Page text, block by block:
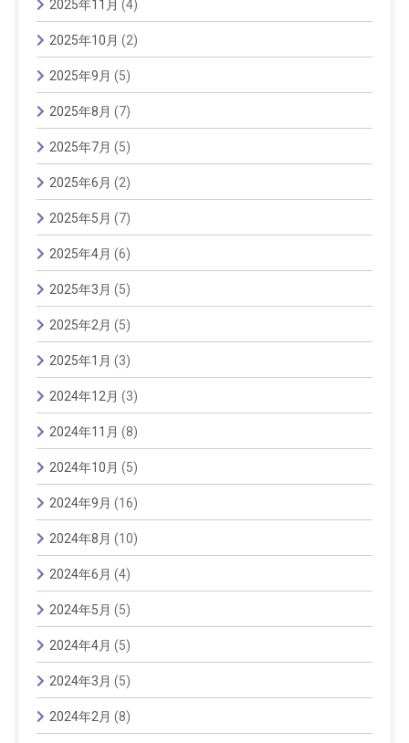
2025年11月 (4)
2025年10月 (2)
2025年9月 (5)
2025年8月 (7)
2025年7月 (5)
2025年6月 (2)
2025年5月 (7)
2025年4月 (6)
2025年3月 (5)
2025年2月 (5)
2025年1月 (3)
2024年12月 (3)
2024年11月 (8)
2024年10月 (5)
2024年9月 (16)
2024年8月 (10)
2024年6月 (4)
2024年5月 (5)
2024年4月 (5)
2024年3月 (5)
2024年2月 (8)